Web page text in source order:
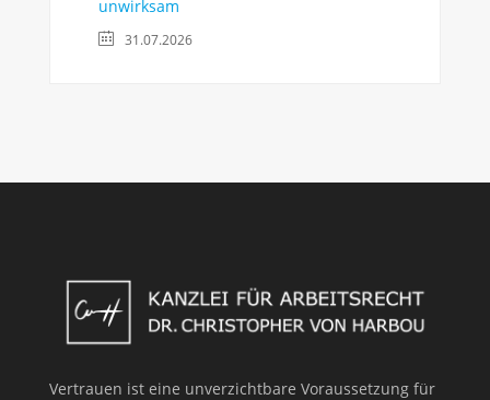
unwirksam
31.07.2026
Vertrauen ist eine unverzichtbare Voraussetzung für